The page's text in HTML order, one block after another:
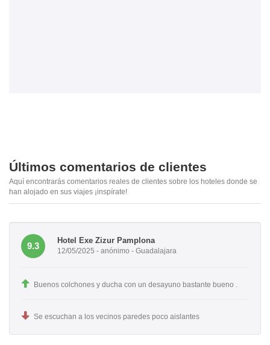
Últimos comentarios de clientes
Aquí encontrarás comentarios reales de clientes sobre los hoteles donde se
han alojado en sus viajes ¡inspírate!
9.3
Hotel Exe Zizur Pamplona
12/05/2025 - anónimo - Guadalajara
Buenos colchones y ducha con un desayuno bastante bueno .
Se escuchan a los vecinos paredes poco aislantes